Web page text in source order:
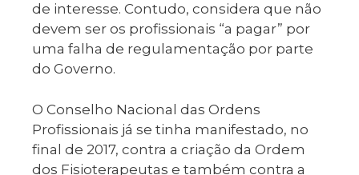
de interesse. Contudo, considera que não
devem ser os profissionais “a pagar” por
uma falha de regulamentação por parte
do Governo.
O Conselho Nacional das Ordens
Profissionais já se tinha manifestado, no
final de 2017, contra a criação da Ordem
dos Fisioterapeutas e também contra a